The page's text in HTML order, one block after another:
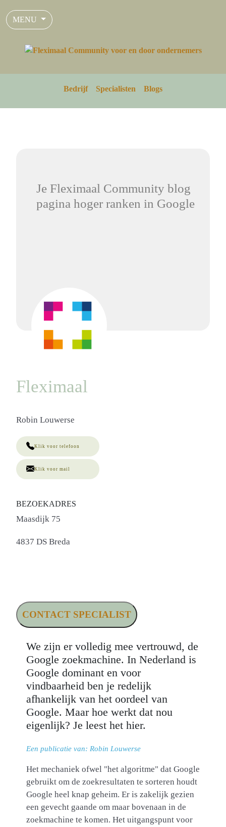
MENU
Bedrijf Specialisten Blogs
Je Fleximaal Community blog
pagina hoger ranken in Google
Fleximaal
Robin Louwerse
Klik voor telefoon
Klik voor mail
BEZOEKADRES
Maasdijk 75
4837 DS Breda
CONTACT SPECIALIST
We zijn er volledig mee vertrouwd, de
Google zoekmachine. In Nederland is
Google dominant en voor
vindbaarheid ben je redelijk
afhankelijk van het oordeel van
Google. Maar hoe werkt dat nou
eigenlijk? Je leest het hier.
Een publicatie van: Robin Louwerse
Het mechaniek ofwel "het algoritme" dat Google
gebruikt om de zoekresultaten te sorteren houdt
Google heel knap geheim. Er is zakelijk gezien
een gevecht gaande om maar bovenaan in de
zoekmachine te komen. Het uitgangspunt voor